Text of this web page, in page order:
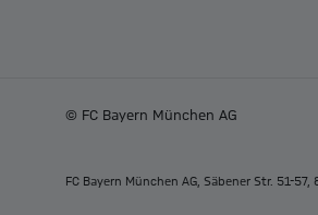
© FC Bayern München AG
FC Bayern München AG, Säbener Str. 51-57,